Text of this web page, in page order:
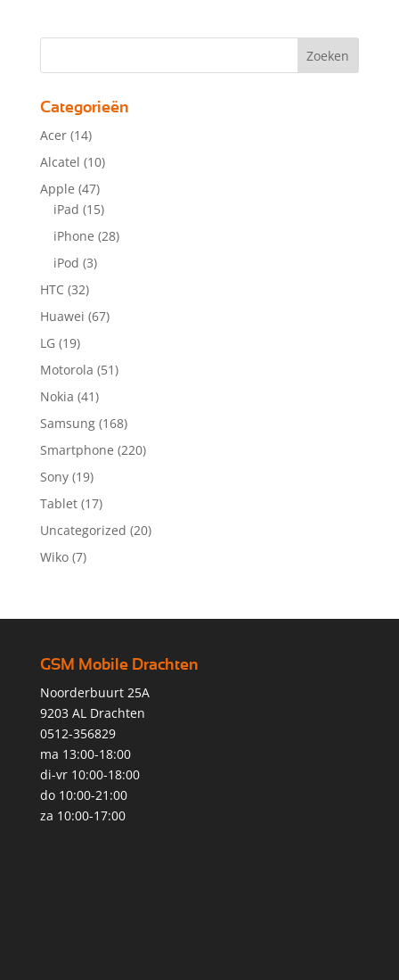
Categorieën
Acer (14)
Alcatel (10)
Apple (47)
iPad (15)
iPhone (28)
iPod (3)
HTC (32)
Huawei (67)
LG (19)
Motorola (51)
Nokia (41)
Samsung (168)
Smartphone (220)
Sony (19)
Tablet (17)
Uncategorized (20)
Wiko (7)
GSM Mobile Drachten
Noorderbuurt 25A
9203 AL Drachten
0512-356829
ma 13:00-18:00
di-vr 10:00-18:00
do 10:00-21:00
za 10:00-17:00